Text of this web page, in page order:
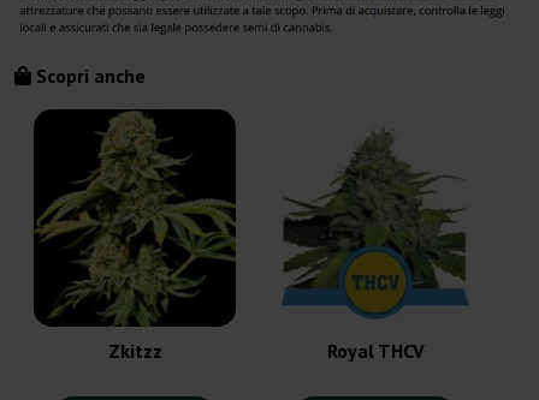
Scopri anche
Zkitzz Royal THCV